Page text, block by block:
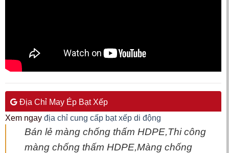
Địa Chỉ May Ép Bạt Xếp
Xem ngay địa chỉ cung cấp bạt xếp di động
Bán lẻ màng chống thấm HDPE,Thi công
màng chống thấm HDPE,Màng chống